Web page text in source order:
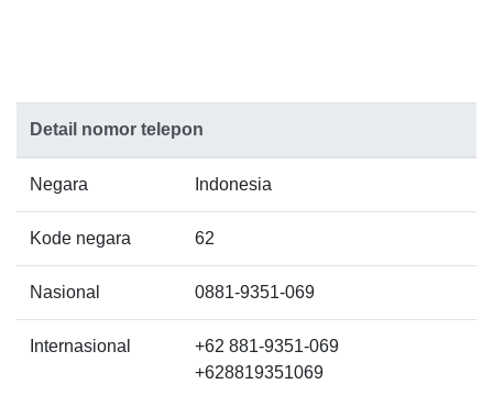
Detail nomor telepon
Negara Indonesia
Kode negara 62
Nasional 0881-9351-069
Internasional
+62 881-9351-069
+628819351069